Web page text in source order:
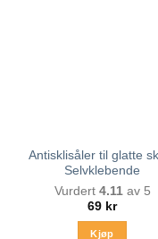
Antisklisåler til glatte
Selvklebende
Vurdert 4.11 av 5
69 kr
Kjøp